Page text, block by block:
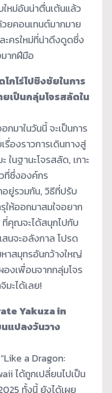
หม่อันน่าตื่นเต้นแล้ว
ยคอนเทนต์มากมาย
ครใหม่ที่น่าดึงดูดซึ่ง
ากฝีมือ
กโร่ไปชิงชัยในการ
เป็นกลุ่มโจรสลัดใน
มาในวันนี้ จะเป็นการ
รื่องราวการเดินทางสู่
ในฐานะโจรสลัด, เกาะ
ที่ซึ่งองค์กร
ยู่รวมกัน, วิธีที่ปรับ
ให้ออกมาสมใจอยาก
ที่คุณจะได้สนุกไปกับ
นจะอลังกาล โปรด
าสมุทรอันกว้างใหญ่
งเพื่อนจากกลุ่มโจร
มะได้เลย!
Yakuza in
แปลงวันวาง
a Dragon:
ได้ถูกเปลี่ยนไปเป็น
ทั้งนี้ ยังได้เผย